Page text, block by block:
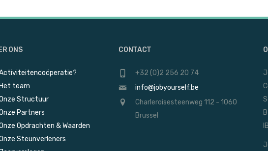
ONS
team
Structuur
Partners
Opdrachten & Waarden
Steunverleners
CONTACT
+32 (0)2 256 20 74
info@jobyourself.be
Charleroisesteenweg 112 - 1060
Brussel